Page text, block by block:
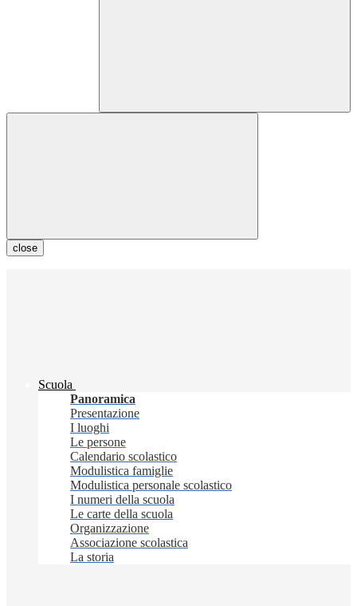
close
Scuola
Panoramica
Presentazione
I luoghi
Le persone
Calendario scolastico
Modulistica famiglie
Modulistica personale scolastico
I numeri della scuola
Le carte della scuola
Organizzazione
Associazione scolastica
La storia